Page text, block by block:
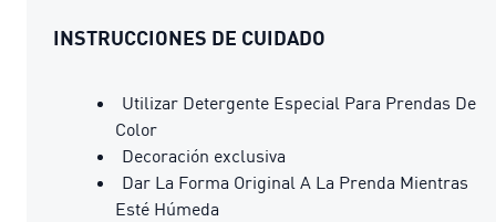
INSTRUCCIONES DE CUIDADO
Utilizar Detergente Especial Para Prendas De
Color
Decoración exclusiva
Dar La Forma Original A La Prenda Mientras
Esté Húmeda